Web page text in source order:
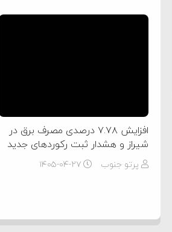
افزایش ۷.۷۸ درصدی مصرف برق در
شیراز و هشدار ثبت رکوردهای جدید
پرتو جنوب ۱۴۰۵-۰۴-۲۷